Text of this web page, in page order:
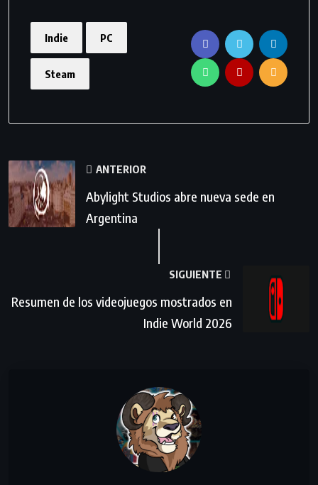
Indie PC
Steam
ANTERIOR
Abylight Studios abre nueva sede en
Argentina
SIGUIENTE
Resumen de los videojuegos mostrados en
Indie World 2026